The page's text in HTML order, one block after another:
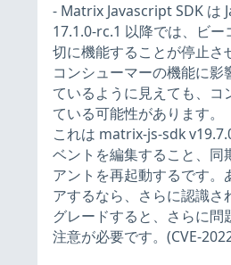
- Matrix Javascript SDK は
17.1.0-rc.1 以降では、ビ
切に機能することが停止さ
コンシューマーの機能に
ているように見えても、
ている可能性があります。
これは matrix-js-sdk
ベントを編集すること、同
アントを再起動するです。
アするなら、さらに認識
グレードすると、さらに
注意が必要です。(CVE-